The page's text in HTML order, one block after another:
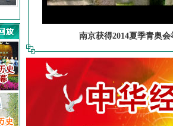
南京获得2014夏季青奥会